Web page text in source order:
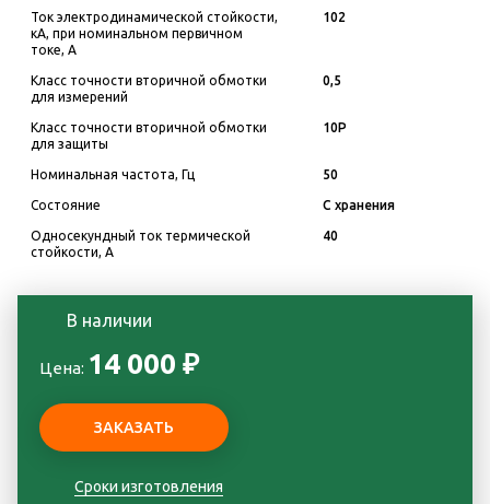
Ток электродинамической стойкости,
кА, при номинальном первичном
токе, А
102
Класс точности вторичной обмотки
для измерений
0,5
Класс точности вторичной обмотки
для защиты
10Р
Номинальная частота, Гц 50
Состояние С хранения
Односекундный ток термической
стойкости, А
40
В наличии
Цена: 14 000 ₽
Сроки изготовления